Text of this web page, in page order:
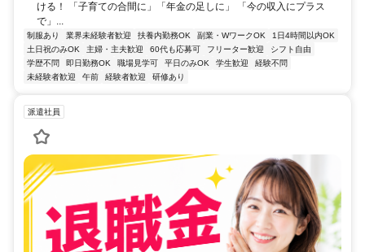
ける！ 「子育ての合間に」「年金の足しに」 「今の収入にプラス
で」...
制服あり 業界未経験者歓迎 扶養内勤務OK 副業・WワークOK
1日4時間以内OK
土日祝のみOK
主婦・主夫歓迎 60代も応募可 フリーター歓迎
シフト自由
学歴不問
即日勤務OK 職場見学可 平日のみOK 学生歓迎
経験不問
未経験者歓迎
午前 経験者歓迎 研修あり
派遣社員